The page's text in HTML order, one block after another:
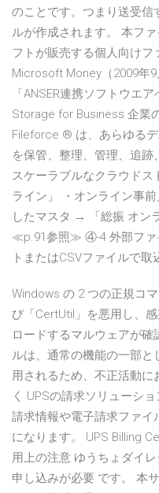
のことです。つまり送受信
ルが作成されます。 本フ
フトが販売する個人向けフ
Microsoft Money（2009年9
「ANSER連携ソフトウエ
Storage for Business 企業
Fileforce ® は、あらゆる
を保管、整理、管理、追
スケーラブルなクラウド
ライン」 ・オンライン事
したマスタ → 「総振 オン
≪p.91参照≫ ④-4 外部ファ
トまたはCSVファイルで取
Windows の 2 つの正規コ
び「CertUtil」を悪用し、
ロードするマルウェアが
ルは、通常の機能の一部
用されるため、不正活動に
く UPSの請求ソリューシ
請求情報や電子請求ファイ
になります。 UPS Billing
用上の注意 ゆうちょダイ
申し込みが必要 です。 本